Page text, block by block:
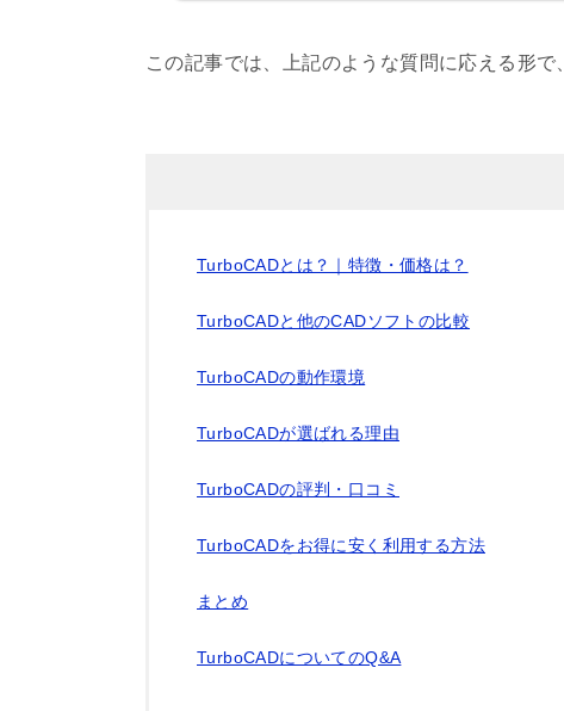
この記事では、上記のような質問に応える形
TurboCADとは？｜特徴・価格は？
TurboCADと他のCADソフトの比較
TurboCADの動作環境
TurboCADが選ばれる理由
TurboCADの評判・口コミ
TurboCADをお得に安く利用する方法
まとめ
TurboCADについてのQ&A